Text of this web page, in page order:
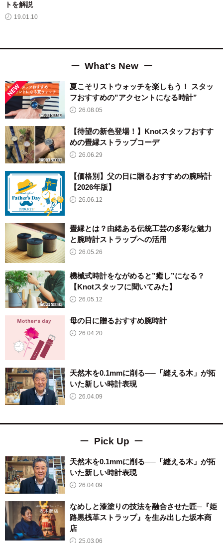
トを解説
19.01.10
What's New
夏こそリストウォッチを楽しもう！ スタッ
フおすすめの”アクセントになる時計”
26.08.05
【待望の新色登場！】Knotスタッフおすす
めの畳縁ストラップコーデ
26.06.29
【価格別】父の日に贈るおすすめの腕時計
【2026年版】
26.06.12
畳縁とは？由緒ある伝統工芸の多彩な魅力
と腕時計ストラップへの活用
26.05.26
機械式時計をながめると”癒し”になる？
【Knotスタッフに聞いてみた】
26.05.12
母の日に贈るおすすめ腕時計
26.04.20
天然木を0.1mmに削る──「縫える木」が拓
いた新しい時計表現
26.04.09
Pick Up
天然木を0.1mmに削る──「縫える木」が拓
いた新しい時計表現
26.04.09
なめしと漆塗りの技法を融合させた匠─『姫
路黒桟革ストラップ』を生み出した坂本商
店
25.03.06